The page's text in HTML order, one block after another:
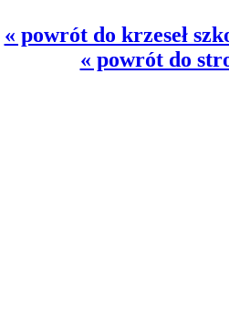
« powrót do krzeseł
« powrót do